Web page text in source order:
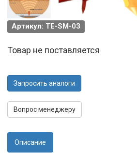
Артикул: TE-SM-03
Товар не поставляется
Запросить аналоги
Вопрос менеджеру
Описание